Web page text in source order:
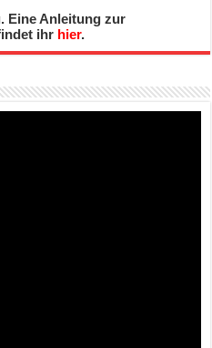
Eine Anleitung zur
ihr hier.